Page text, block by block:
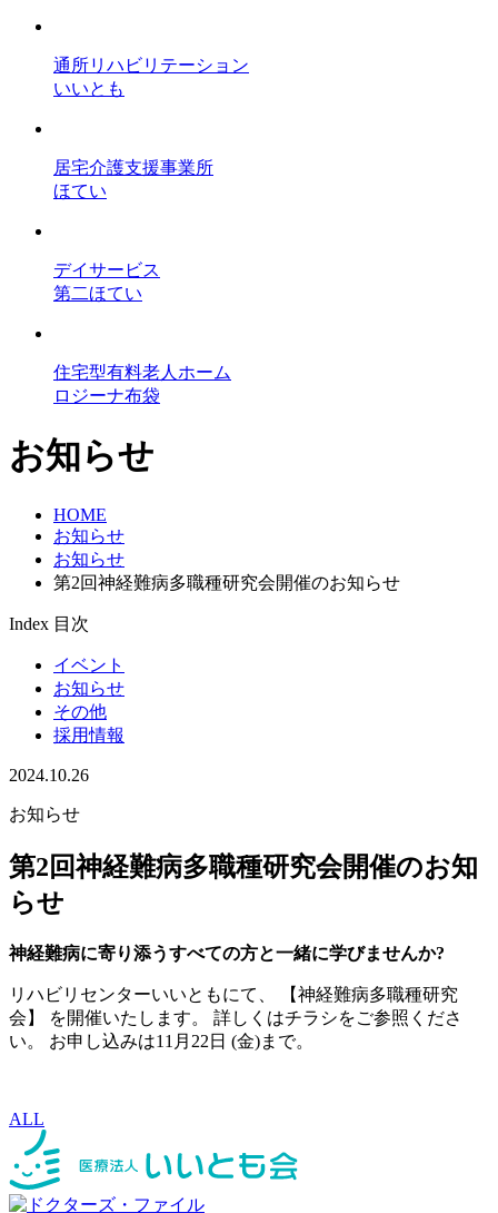
通所リハビリテーション
いいとも
居宅介護支援事業所
ほてい
デイサービス
第二ほてい
住宅型有料老人ホーム
ロジーナ布袋
お知らせ
HOME
お知らせ
お知らせ
第2回神経難病多職種研究会開催のお知らせ
Index 目次
イベント
お知らせ
その他
採用情報
2024.10.26
お知らせ
第2回神経難病多職種研究会開催のお知
らせ
神経難病に寄り添うすべての方と一緒に学びませんか?
リハビリセンターいいともにて、 【神経難病多職種研究
会】 を開催いたします。 詳しくはチラシをご参照くださ
い。 お申し込みは11月22日 (金)まで。
ALL